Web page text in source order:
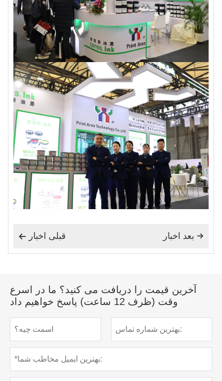
 قبلی اخبار  بعد اخبار
آخرین قیمت را دریافت می کنید؟ ما در اسرع
وقت (ظرف 12 ساعت) پاسخ خواهیم داد